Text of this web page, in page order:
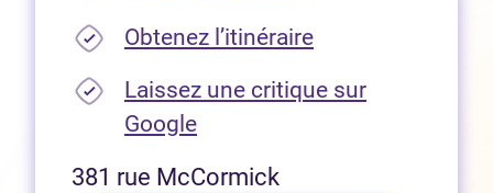
Obtenez l’itinéraire(Ouvre dans un
Laissez une critique sur
Google(Ouvre dans un nouvel
381 rue McCormick